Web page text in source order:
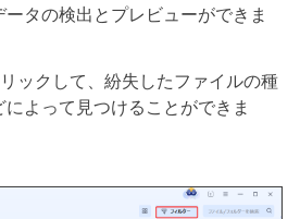
タの検出とプレビューができま
ックして、紛失したファイルの種
よって見つけることができま